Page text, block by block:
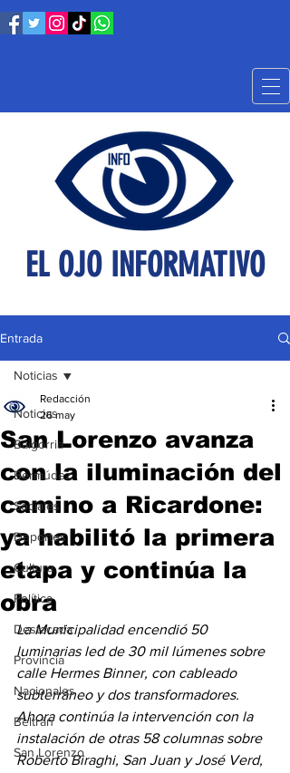
EL OJO INFORMATIVO
Entrada
Noticias
Baigorria
Bermúdez
Sociales
Deportes
Cultura
Política
Destacada
Provincia
Nacionales
Beltrán
San Lorenzo
Noticias
San Lorenzo avanza
con la iluminación del
camino a Ricardone:
ya habilitó la primera
etapa y continúa la
obra
Redacción
26 may
La Municipalidad encendió 50
luminarias led de 30 mil lúmenes sobre
calle Hermes Binner, con cableado
subterráneo y dos transformadores.
Ahora continúa la intervención con la
instalación de otras 58 columnas sobre
Roberto Biraghi, San Juan y José Verd,